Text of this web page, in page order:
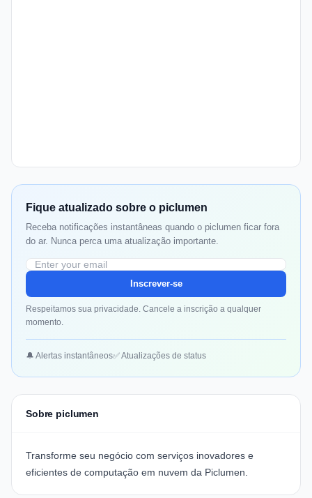
Fique atualizado sobre o piclumen
Receba notificações instantâneas quando o piclumen ficar fora
do ar. Nunca perca uma atualização importante.
Inscrever-se
Respeitamos sua privacidade. Cancele a inscrição a qualquer
momento.
🔔 Alertas instantâneos✅ Atualizações de status
Sobre piclumen
Transforme seu negócio com serviços inovadores e
eficientes de computação em nuvem da Piclumen.